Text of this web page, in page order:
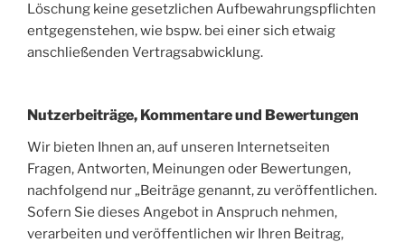
Löschung keine gesetzlichen Aufbewahrungspflichten
entgegenstehen, wie bspw. bei einer sich etwaig
anschließenden Vertragsabwicklung.
Nutzerbeiträge, Kommentare und Bewertungen
Wir bieten Ihnen an, auf unseren Internetseiten
Fragen, Antworten, Meinungen oder Bewertungen,
nachfolgend nur „Beiträge genannt, zu veröffentlichen.
Sofern Sie dieses Angebot in Anspruch nehmen,
verarbeiten und veröffentlichen wir Ihren Beitrag,